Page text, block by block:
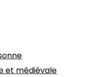
et médiévale